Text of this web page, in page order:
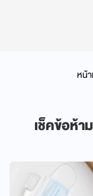
หน้
เช็คข้อห้